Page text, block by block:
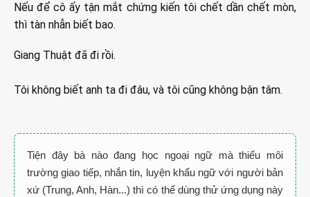
Nếu để cô ấy tận mắt chứng kiến tôi chết dần chết mòn,
thì tàn nhẫn biết bao.
Giang Thuật đã đi rồi.
Tôi không biết anh ta đi đâu, và tôi cũng không bận tâm.
Tiện đây bà nào đang học ngoại ngữ mà thiếu môi
trường giao tiếp, nhắn tin, luyện khẩu ngữ với người bản
xứ (Trung, Anh, Hàn...) thì có thể dùng thử ứng dụng này